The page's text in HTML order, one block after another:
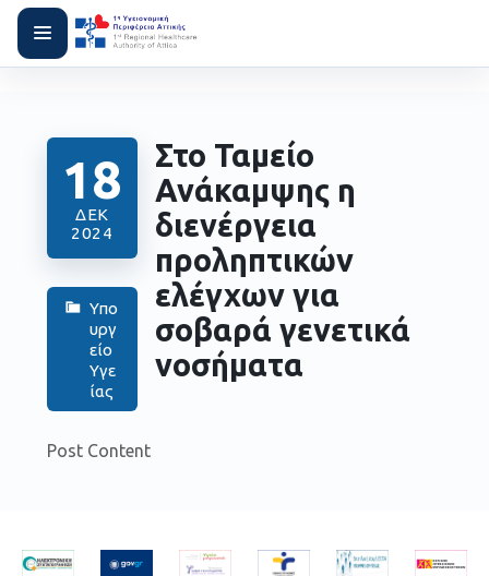
18
ΔΕΚ
2024
Υπο
υργ
είο
Υγε
ίας
Στο Ταμείο
Ανάκαμψης η
διενέργεια
προληπτικών
ελέγχων για
σοβαρά γενετικά
νοσήματα
Post Content